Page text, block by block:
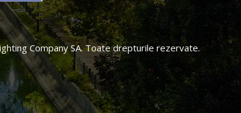
Company SA. Toate drepturile rezervate.